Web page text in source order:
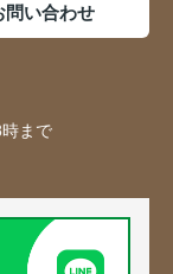
問い合わせ
まで